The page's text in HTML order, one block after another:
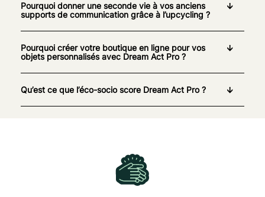
Pourquoi donner une seconde vie à vos anciens
supports de communication grâce à l’upcycling ?
Pourquoi créer votre boutique en ligne pour vos
objets personnalisés avec Dream Act Pro ?
Qu’est ce que l’éco-socio score Dream Act Pro ?